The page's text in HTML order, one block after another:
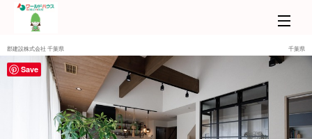
郡建設株式会社 千葉県 千葉県
Save